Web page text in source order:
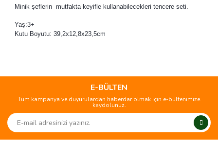
Minik şeflerin mutfakta keyifle kullanabilecekleri tencere seti.
Yaş:3+
Kutu Boyutu: 39,2x12,8x23,5cm
Yorum Yaz
kullanarak tarafımıza iletebilirsiniz.
Görüş ve önerileriniz için teşekkür ederiz.
Ürün açıklamasında eksik bilgiler bulunuyor.
Ürün bilgilerinde hatalar bulunuyor.
E-BÜLTEN
Tüm kampanya ve duyurulardan haberdar olmak için e-bültenimize
kaydolunuz.